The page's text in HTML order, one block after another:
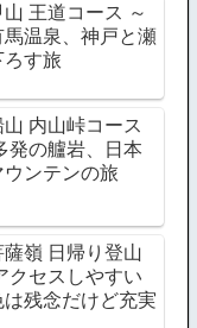
山 王道コース ～
温泉、神戸と瀬
ろす旅
山 内山峠コース
発の艫岩、日本
ンテンの旅
薩嶺 日帰り登山
クセスしやすい
残念だけど充実